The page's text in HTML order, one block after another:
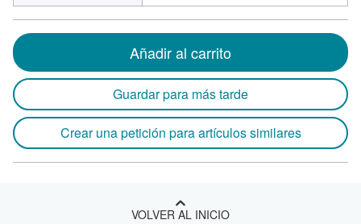
Añadir al carrito
Guardar para más tarde
Crear una petición para artículos similares
VOLVER AL INICIO